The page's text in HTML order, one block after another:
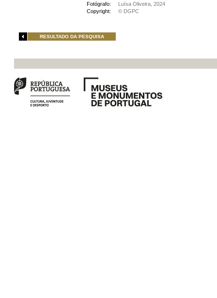
Fotógrafo:
Luísa Oliveira, 2024
Copyright:
© DGPC
RESULTADO DA PESQUISA